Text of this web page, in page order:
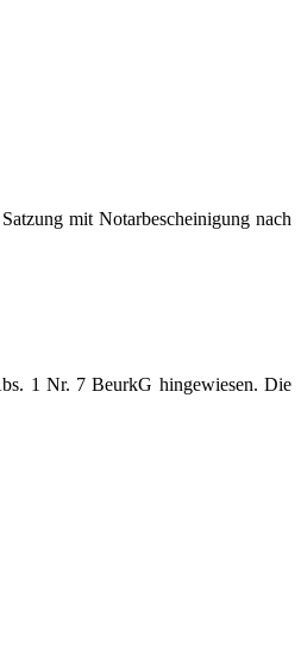
mit Notarbescheinigung nach
1 Nr. 7 BeurkG hingewiesen. Die